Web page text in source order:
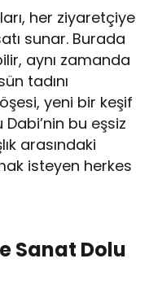
her ziyaretçiye
sunar. Burada
aynı zamanda
tadını
yeni bir keşif
bu eşsiz
arasındaki
isteyen herkes
Sanat Dolu